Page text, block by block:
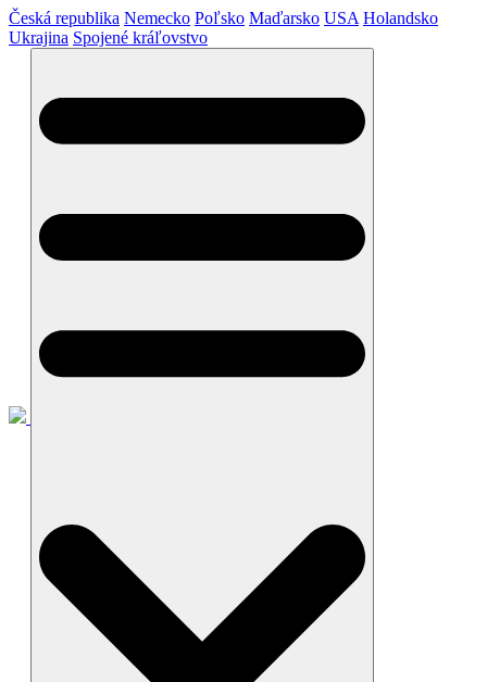
Česká republika Nemecko Poľsko Maďarsko USA Holandsko
Ukrajina Spojené kráľovstvo